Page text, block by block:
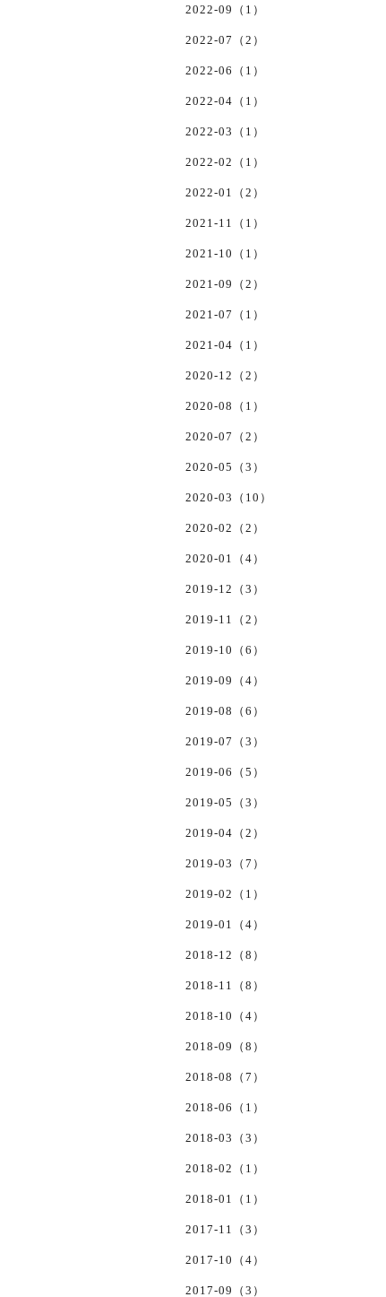
2022-09（1）
2022-07（2）
2022-06（1）
2022-04（1）
2022-03（1）
2022-02（1）
2022-01（2）
2021-11（1）
2021-10（1）
2021-09（2）
2021-07（1）
2021-04（1）
2020-12（2）
2020-08（1）
2020-07（2）
2020-05（3）
2020-03（10）
2020-02（2）
2020-01（4）
2019-12（3）
2019-11（2）
2019-10（6）
2019-09（4）
2019-08（6）
2019-07（3）
2019-06（5）
2019-05（3）
2019-04（2）
2019-03（7）
2019-02（1）
2019-01（4）
2018-12（8）
2018-11（8）
2018-10（4）
2018-09（8）
2018-08（7）
2018-06（1）
2018-03（3）
2018-02（1）
2018-01（1）
2017-11（3）
2017-10（4）
2017-09（3）